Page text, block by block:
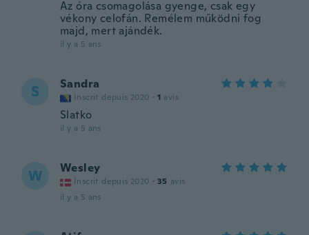
Az óra csomagolása gyenge, csak egy
vékony celofán. Remélem működni fog
majd, mert ajándék.
il y a 5 ans
S Sandra
Inscrit depuis 2020 · 1 avis
Slatko
il y a 5 ans
W Wesley
Inscrit depuis 2020 · 35 avis
il y a 5 ans